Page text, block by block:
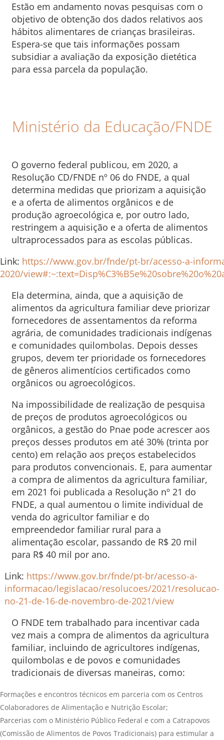
Estão em andamento novas pesquisas com o
objetivo de obtenção dos dados relativos aos
hábitos alimentares de crianças brasileiras.
Espera-se que tais informações possam
subsidiar a avaliação da exposição dietética
para essa parcela da população.
Ministério da Educação/FNDE
O governo federal publicou, em 2020, a
Resolução CD/FNDE nº 06 do FNDE, a qual
determina medidas que priorizam a aquisição
e a oferta de alimentos orgânicos e de
produção agroecológica e, por outro lado,
restringem a aquisição e a oferta de alimentos
ultraprocessados para as escolas públicas.
Link: https://www.gov.br/fnde/pt-br/acesso-a-
2020/
Ela determina, ainda, que a aquisição de
alimentos da agricultura familiar deve priorizar
fornecedores de assentamentos da reforma
agrária, de comunidades tradicionais indígenas
e comunidades quilombolas. Depois desses
grupos, devem ter prioridade os fornecedores
de gêneros alimentícios certificados como
orgânicos ou agroecológicos.
Na impossibilidade de realização de pesquisa
de preços de produtos agroecológicos ou
orgânicos, a gestão do Pnae pode acrescer aos
preços desses produtos em até 30% (trinta por
cento) em relação aos preços estabelecidos
para produtos convencionais. E, para aumentar
a compra de alimentos da agricultura familiar,
em 2021 foi publicada a Resolução nº 21 do
FNDE, a qual aumentou o limite individual de
venda do agricultor familiar e do
empreendedor familiar rural para a
alimentação escolar, passando de R$ 20 mil
para R$ 40 mil por ano.
Link: https://www.gov.br/fnde/pt-br/acesso-a-
informacao/legislacao/resolucoes/2021/resolucao-
no-21-de-16-de-novembro-de-2021/view
O FNDE tem trabalhado para incentivar cada
vez mais a compra de alimentos da agricultura
familiar, incluindo de agricultores indígenas,
quilombolas e de povos e comunidades
tradicionais de diversas maneiras, como:
Formações e encontros técnicos em parceria com os Centros
Colaboradores de Alimentação e Nutrição Escolar;
Parcerias com o Ministério Público Federal e com a Catrapovos
(Comissão de Alimentos de Povos Tradicionais) para estimular a